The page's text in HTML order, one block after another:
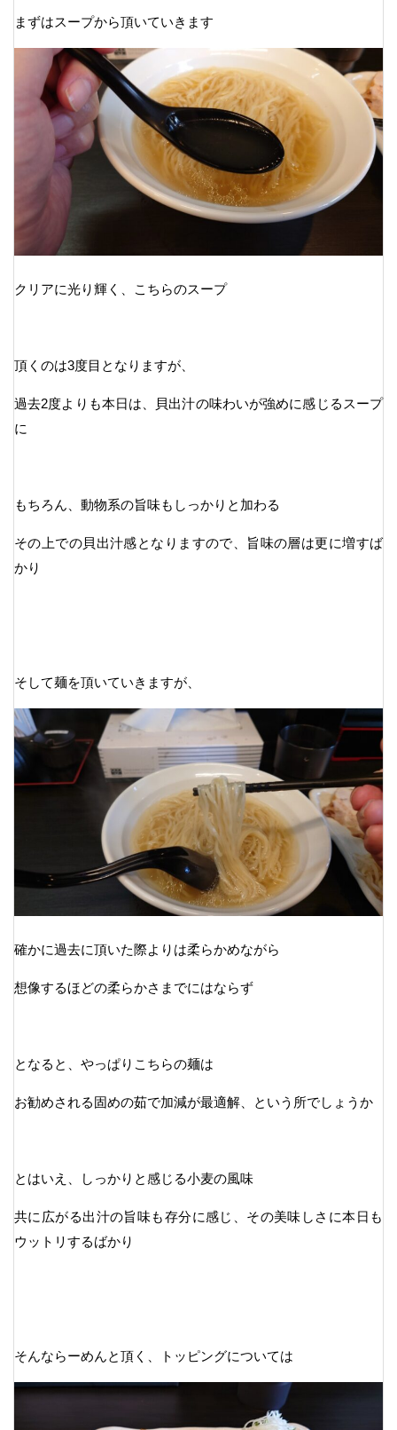
まずはスープから頂いていきます
クリアに光り輝く、こちらのスープ
頂くのは3度目となりますが、
過去2度よりも本日は、貝出汁の味わいが強めに感じるスープ
に
もちろん、動物系の旨味もしっかりと加わる
その上での貝出汁感となりますので、旨味の層は更に増すば
かり
そして麺を頂いていきますが、
確かに過去に頂いた際よりは柔らかめながら
想像するほどの柔らかさまでにはならず
となると、やっぱりこちらの麺は
お勧めされる固めの茹で加減が最適解、という所でしょうか
とはいえ、しっかりと感じる小麦の風味
共に広がる出汁の旨味も存分に感じ、その美味しさに本日も
ウットリするばかり
そんならーめんと頂く、トッピングについては